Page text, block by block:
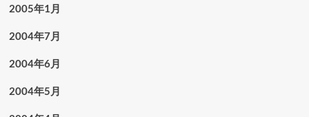
2005年1月
2004年7月
2004年6月
2004年5月